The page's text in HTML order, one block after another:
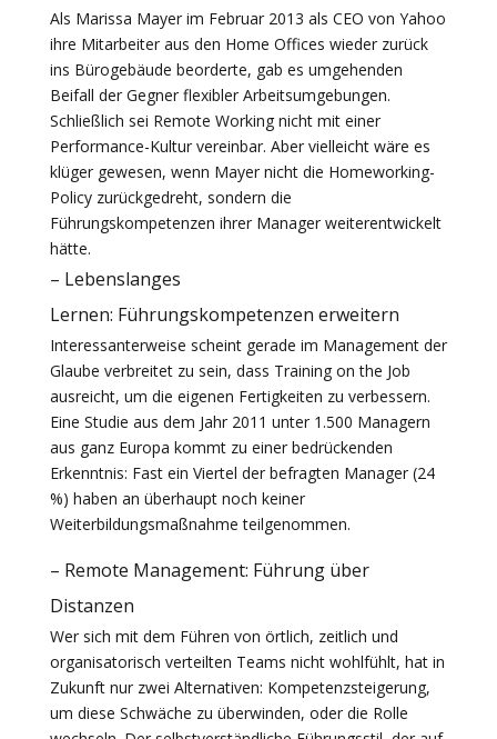
Als Marissa Mayer im Februar 2013 als CEO von Yahoo
ihre Mitarbeiter aus den Home Offices wieder zurück
ins Bürogebäude beorderte, gab es umgehenden
Beifall der Gegner flexibler Arbeitsumgebungen.
Schließlich sei Remote Working nicht mit einer
Performance-Kultur vereinbar. Aber vielleicht wäre es
klüger gewesen, wenn Mayer nicht die Homeworking-
Policy zurückgedreht, sondern die
Führungskompetenzen ihrer Manager weiterentwickelt
hätte.
– Lebenslanges
Lernen: Führungskompetenzen erweitern
Interessanterweise scheint gerade im Management der
Glaube verbreitet zu sein, dass Training on the Job
ausreicht, um die eigenen Fertigkeiten zu verbessern.
Eine Studie aus dem Jahr 2011 unter 1.500 Managern
aus ganz Europa kommt zu einer bedrückenden
Erkenntnis: Fast ein Viertel der befragten Manager (24
%) haben an überhaupt noch keiner
Weiterbildungsmaßnahme teilgenommen.
– Remote Management: Führung über
Distanzen
Wer sich mit dem Führen von örtlich, zeitlich und
organisatorisch verteilten Teams nicht wohlfühlt, hat in
Zukunft nur zwei Alternativen: Kompetenzsteigerung,
um diese Schwäche zu überwinden, oder die Rolle